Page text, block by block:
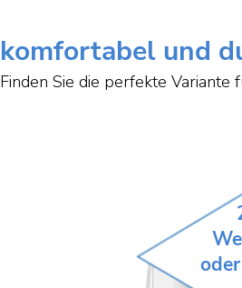
komfortabel und
Finden Sie die perfekte Variante
oder